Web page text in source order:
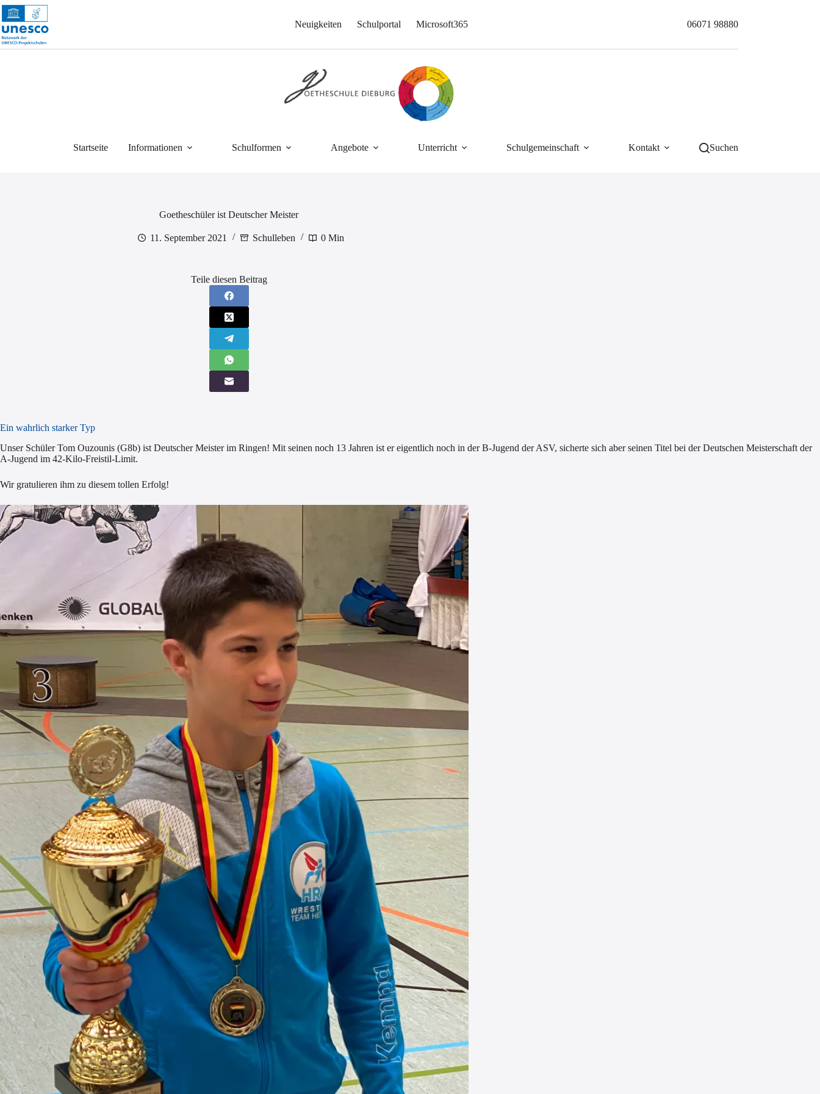
Zum
Inhalt
springen
Neuigkeiten Schulportal Microsoft365 06071 98880
Startseite Informationen Schulformen Angebote Unterricht Schulgemeinschaft Kontakt Suchen
Goetheschüler ist Deutscher Meister
11. September 2021 Schulleben 0 Min
Teile diesen Beitrag
Ein wahrlich starker Typ
Unser Schüler Tom Ouzounis (G8b) ist Deutscher Meister im Ringen! Mit seinen noch 13 Jahren ist er eigentlich noch in der B-Jugend der ASV, sicherte sich aber seinen Titel bei der Deutschen Meisterschaft der
A-Jugend im 42-Kilo-Freistil-Limit.
Wir gratulieren ihm zu diesem tollen Erfolg!